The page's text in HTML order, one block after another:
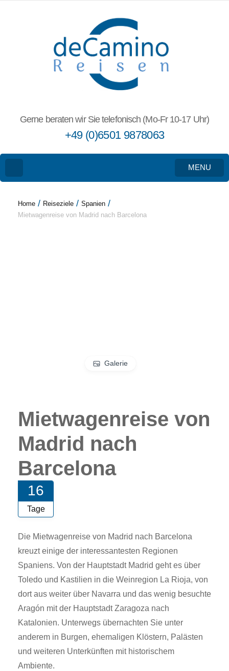
Gerne beraten wir Sie telefonisch (Mo-Fr 10-17 Uhr)
+49 (0)6501 9878063
MENU
Home / Reiseziele / Spanien /
Mietwagenreise von Madrid nach Barcelona
Galerie
Mietwagenreise von
Madrid nach
Barcelona
16
Tage
Die Mietwagenreise von Madrid nach Barcelona
kreuzt einige der interessantesten Regionen
Spaniens. Von der Hauptstadt Madrid geht es über
Toledo und Kastilien in die Weinregion La Rioja, von
dort aus weiter über Navarra und das wenig besuchte
Aragón mit der Hauptstadt Zaragoza nach
Katalonien. Unterwegs übernachten Sie unter
anderem in Burgen, ehemaligen Klöstern, Palästen
und weiteren Unterkünften mit historischem
Ambiente.